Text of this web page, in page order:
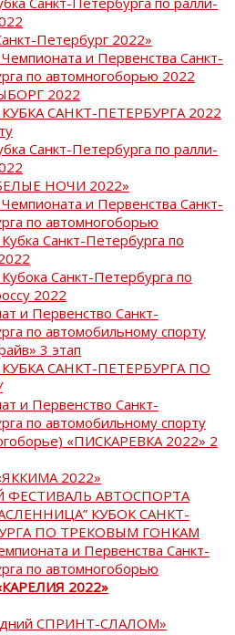
Петербург 2022»
и Первенства Санкт-
по автомногоборью 2022
2022
КУБКА САНКТ-ПЕТЕРБУРГА 2022
Санкт-Петербурга по ралли-
НОЧИ 2022»
и Первенства Санкт-
по автомногоборью
Санкт-Петербурга по
Санкт-Петербурга по
2022
и Первенство Санкт-
по автомобильному спорту
3 этап
КУБКА САНКТ-ПЕТЕРБУРГА ПО
и Первенство Санкт-
по автомобильному спорту
«ПИСКАРЕВКА 2022» 2
2022»
ФЕСТИВАЛЬ АВТОСПОРТА
КУБОК САНКТ-
ПО ТРЕКОВЫМ ГОНКАМ
и Первенства Санкт-
по автомногоборью
2022»
СПРИНТ-СЛАЛОМ»